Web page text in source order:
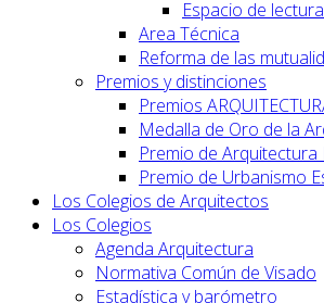
Espacio de
Area Técnica
Reforma de las
Premios y distinciones
Premios
Medalla de Oro de la
Premio de Arquitectura
Premio de Urbanismo
Los Colegios de Arquitectos
Los Colegios
Agenda Arquitectura
Normativa Común de Visado
Estadística y barómetro